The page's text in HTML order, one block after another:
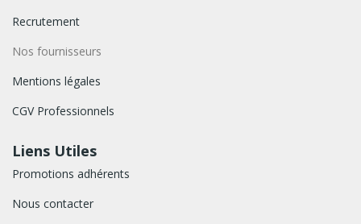
Recrutement
Nos fournisseurs
Mentions légales
CGV Professionnels
Liens Utiles
Promotions adhérents
Nous contacter